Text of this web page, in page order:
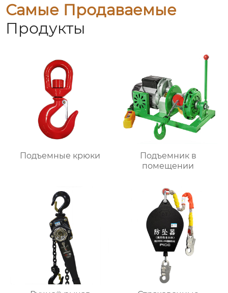
Самые Продаваемые
Продукты
Подъемные крюки
Подъемник в
помещении